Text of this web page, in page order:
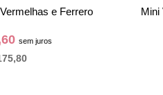
e Ferrero
sem juros
Mini